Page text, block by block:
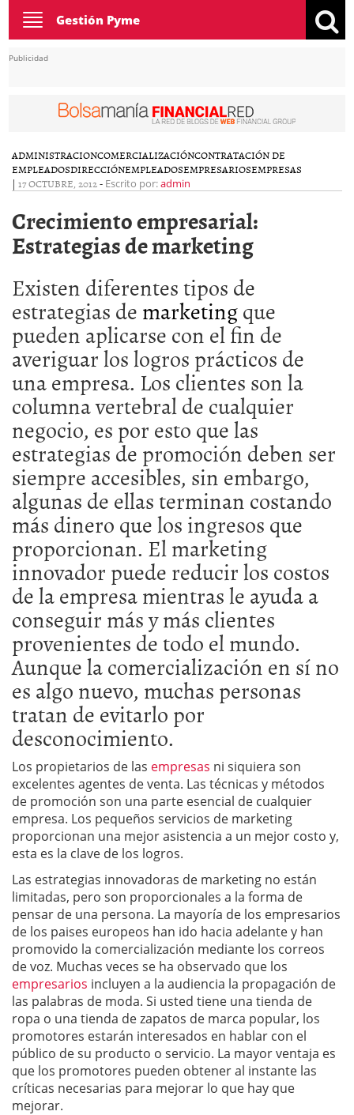
Toggle
navigation
Gestión Pyme
Publicidad
ADMINISTRACIONCOMERCIALIZACIÓNCONTRATACIÓN DE
EMPLEADOSDIRECCIÓNEMPLEADOSEMPRESARIOSEMPRESAS
| 17 OCTUBRE, 2012- Escrito por:admin
Crecimiento empresarial:
Estrategias de marketing
Existen diferentes tipos de
estrategias demarketingque
pueden aplicarse con el fin de
averiguar los logros prácticos de
una empresa. Los clientes son la
columna vertebral de cualquier
negocio, es por esto que las
estrategias de promoción deben ser
siempre accesibles, sin embargo,
algunas de ellas terminan costando
más dinero que los ingresos que
proporcionan. El marketing
innovador puede reducir los costos
de la empresa mientras le ayuda a
conseguir más y más clientes
provenientes de todo el mundo.
Aunque la comercialización en sí no
es algo nuevo, muchas personas
tratan de evitarlo por
desconocimiento.
Los propietarios de las empresas ni siquiera son
excelentes agentes de venta. Las técnicas y métodos
de promoción son una parte esencial de cualquier
empresa. Los pequeños servicios de marketing
proporcionan una mejor asistencia a un mejor costo y,
esta es la clave de los logros.
Las estrategias innovadoras de marketing no están
limitadas, pero son proporcionales a la forma de
pensar de una persona. La mayoría de los empresarios
de los paises europeos han ido hacia adelante y han
promovido la comercialización mediante los correos
de voz. Muchas veces se ha observado que los
empresarios incluyen a la audiencia la propagación de
las palabras de moda. Si usted tiene una tienda de
ropa o una tienda de zapatos de marca popular, los
promotores estarán interesados en hablar con el
público de su producto o servicio. La mayor ventaja es
que los promotores pueden obtener al instante las
críticas necesarias para mejorar lo que hay que
mejorar.